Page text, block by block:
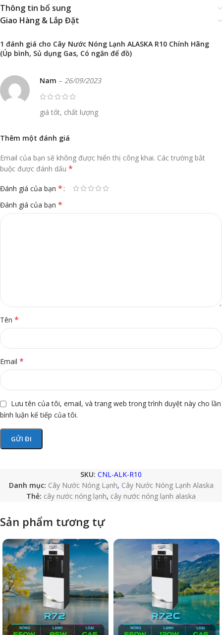
Thông tin bổ sung
Giao Hàng & Lắp Đặt
1 đánh giá cho Cây Nước Nóng Lạnh ALASKA R10 Chính Hãng
(Úp bình, Sủ dụng Gas, Có ngăn để đồ)
Nam – 26/09/2023
giá tốt, chất lượng
Thêm một đánh giá
Email của bạn sẽ không được hiển thị công khai. Các trường bắt
buộc được đánh dấu *
Đánh giá của bạn *
Đánh giá của bạn *
Tên *
Email *
Lưu tên của tôi, email, và trang web trong trình duyệt này cho lần
bình luận kế tiếp của tôi.
SKU: CNL-ALK-R10
Danh mục: Cây Nước Nóng Lạnh, Cây Nước Nóng Lạnh Alaska
Thẻ: cây nước nóng lạnh, cây nước nóng lạnh alaska
Sản phẩm tương tự